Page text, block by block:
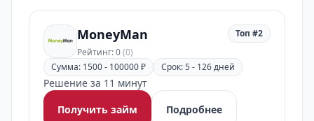
MoneyMan
Рейтинг: 0(0)
Топ #2
Сумма: 1500 - 100000 ₽ Срок: 5 - 126 дней
Решение за 11 минут
Получить займ
Подробнее